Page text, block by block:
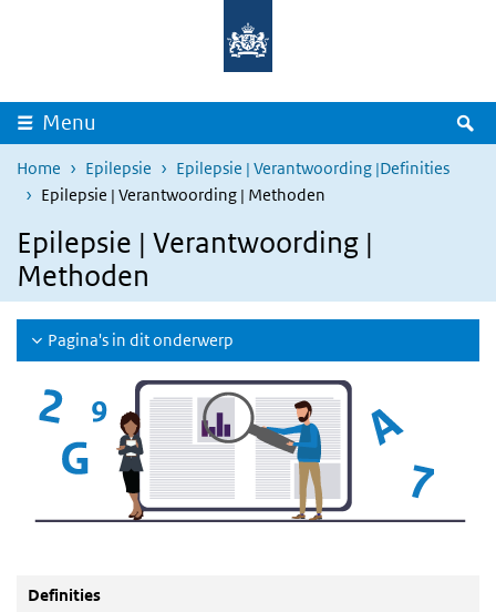
Overslaan en naar de inhoud gaan
Menu
Home Epilepsie
Epilepsie | Verantwoording |Definities
Epilepsie | Verantwoording | Methoden
Epilepsie | Verantwoording |
Methoden
Pagina's in dit onderwerp
Definities